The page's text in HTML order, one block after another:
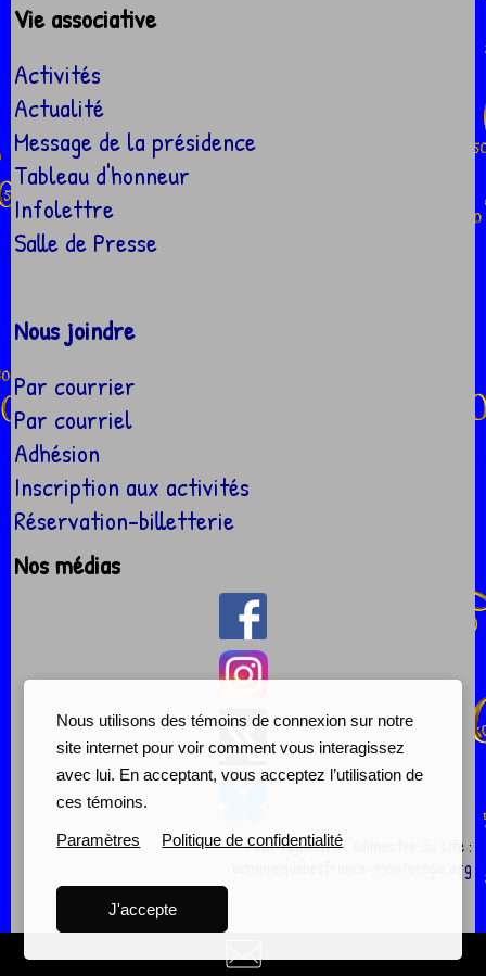
Vie associative
Activités
Actualité
Message de la présidence
Tableau d'honneur
Infolettre
Salle de Presse
Nous joindre
Par courrier
Par courriel
Adhésion
Inscription aux activités
Réservation-billetterie
Nos médias
Pour rejoindre l'édimestre du site :
admin@quebecfrance-monteregie.org
Nous utilisons des témoins de connexion sur notre
site internet pour voir comment vous interagissez
avec lui. En acceptant, vous acceptez l’utilisation de
ces témoins.
Paramètres Politique de confidentialité
J'accepte